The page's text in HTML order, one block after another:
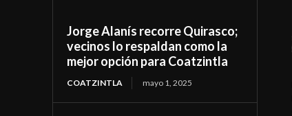
Jorge Alanís recorre Quirasco;
vecinos lo respaldan como la
mejor opción para Coatzintla
COATZINTLA mayo 1, 2025